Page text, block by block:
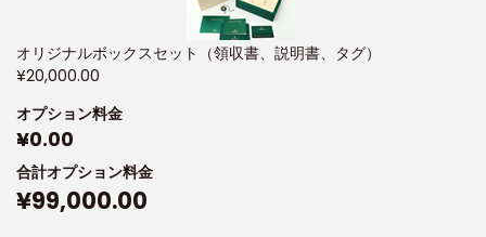
オリジナルボックスセット（領収書、説明書、タグ）
¥20,000.00
オプション料金
¥0.00
合計オプション料金
¥99,000.00